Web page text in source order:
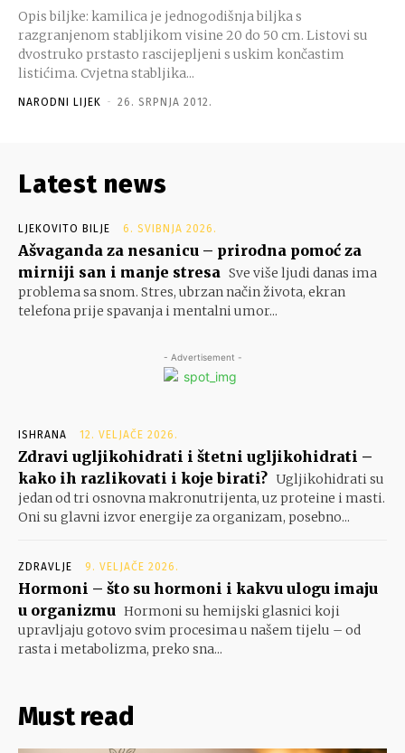
Opis biljke: kamilica je jednogodišnja biljka s
razgranjenom stabljikom visine 20 do 50 cm. Listovi su
dvostruko prstasto rascijepljeni s uskim končastim
listićima. Cvjetna stabljika...
NARODNI LIJEK - 26. SRPNJA 2012.
Latest news
LJEKOVITO BILJE 6. SVIBNJA 2026.
Ašvaganda za nesanicu – prirodna pomoć za
mirniji san i manje stresa Sve više ljudi danas ima
problema sa snom. Stres, ubrzan način života, ekran
telefona prije spavanja i mentalni umor...
- Advertisement -
ISHRANA 12. VELJAČE 2026.
Zdravi ugljikohidrati i štetni ugljikohidrati –
kako ih razlikovati i koje birati? Ugljikohidrati su
jedan od tri osnovna makronutrijenta, uz proteine i masti.
Oni su glavni izvor energije za organizam, posebno...
ZDRAVLJE 9. VELJAČE 2026.
Hormoni – što su hormoni i kakvu ulogu imaju
u organizmu Hormoni su hemijski glasnici koji
upravljaju gotovo svim procesima u našem tijelu – od
rasta i metabolizma, preko sna...
Must read